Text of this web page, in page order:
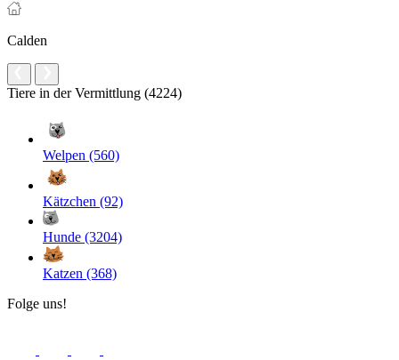
Calden
Tiere in der Vermittlung (4224)
Welpen (560)
Kätzchen (92)
Hunde (3204)
Katzen (368)
Folge uns!